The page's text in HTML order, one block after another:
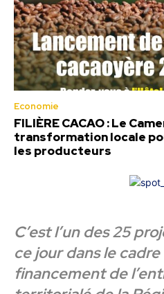
Economie
FILIÈRE CACAO : Le
transformation locale
les producteurs
C’est l’un des 25
ce jour dans le
financement de